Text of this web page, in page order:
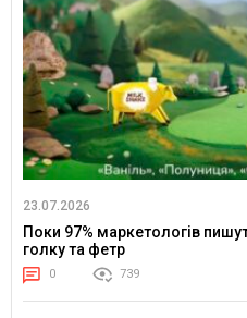
23.07.2026
Поки 97% маркетологів
голку та фетр
0 739